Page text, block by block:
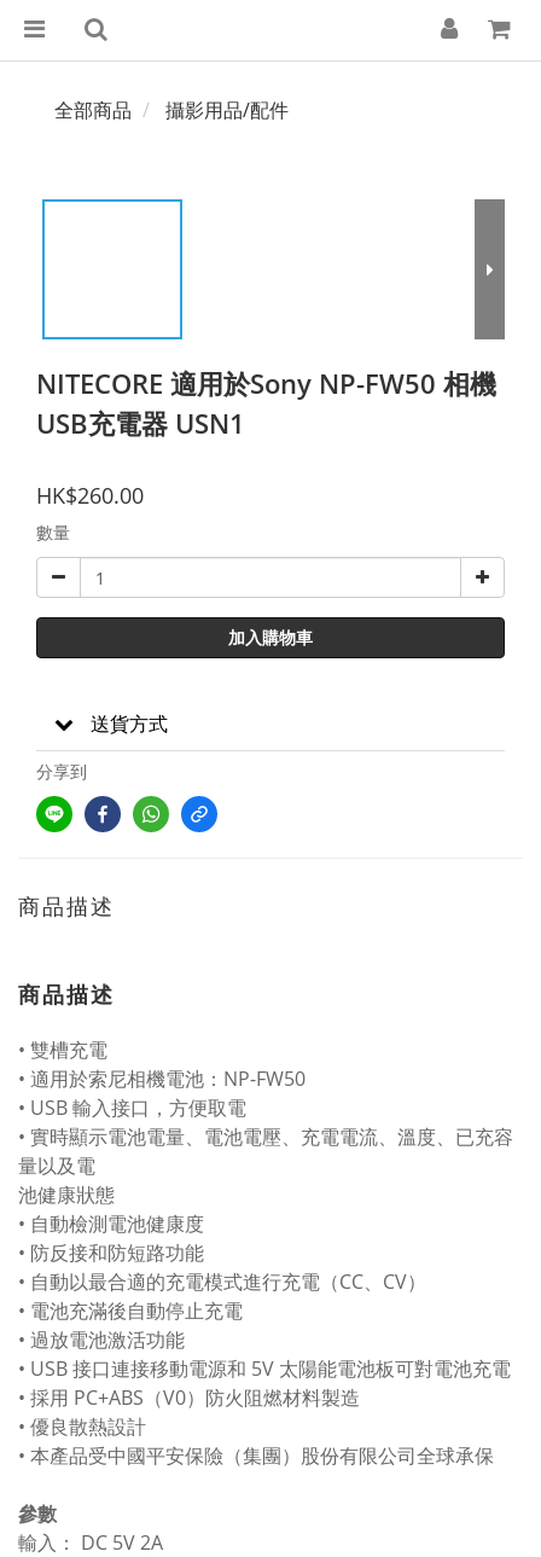
全部商品 攝影用品/配件
NITECORE 適用於Sony NP-FW50 相機
USB充電器 USN1
HK$260.00
數量
加入購物車
送貨方式
分享到
商品描述
商品描述
• 雙槽充電
• 適用於索尼相機電池：NP-FW50
• USB 輸入接口，方便取電
• 實時顯示電池電量、電池電壓、充電電流、溫度、已充容
量以及電
池健康狀態
• 自動檢測電池健康度
• 防反接和防短路功能
• 自動以最合適的充電模式進行充電（CC、CV）
• 電池充滿後自動停止充電
• 過放電池激活功能
• USB 接口連接移動電源和 5V 太陽能電池板可對電池充電
• 採用 PC+ABS（V0）防火阻燃材料製造
• 優良散熱設計
• 本產品受中國平安保險（集團）股份有限公司全球承保
參數
輸入： DC 5V 2A